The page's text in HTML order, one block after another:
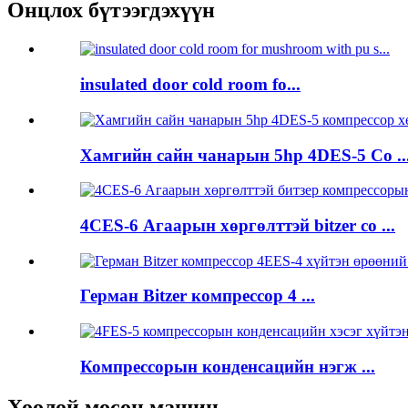
Онцлох бүтээгдэхүүн
insulated door cold room fo...
Хамгийн сайн чанарын 5hp 4DES-5 Co
4CES-6 Агаарын хөргөлттэй bitzer co ...
Герман Bitzer компрессор 4 ...
Компрессорын конденсацийн нэгж ...